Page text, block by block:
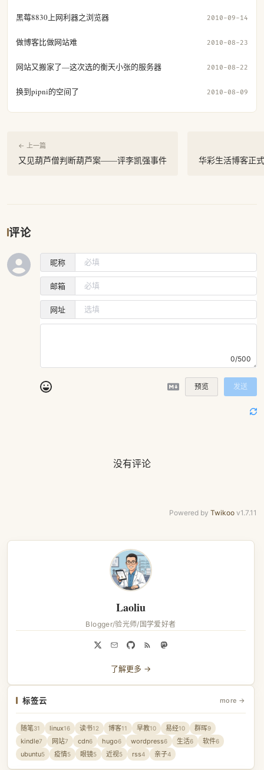
黑莓8830上网利器之浏览器 2010-09-14
做博客比做网站难 2010-08-23
网站又搬家了—这次选的衡天小张的服务器 2010-08-22
换到pipni的空间了 2010-08-09
← 上一篇
又见葫芦僧判断葫芦案——评李凯强事件 华彩生活博客正
评论
昵称
邮箱
网址
0/500
预览 发送
没有评论
Powered by Twikoo v1.7.11
Laoliu
Blogger/验光师/国学爱好者
了解更多 →
标签云 more →
随笔31 linux16 读书12 博客11 早教10 易经10 群晖9
kindle7 网站7 cdn6 hugo6 wordpress6 生活6 软件6
ubuntu5 疫情5 眼镜5 近视5 rss4 亲子4